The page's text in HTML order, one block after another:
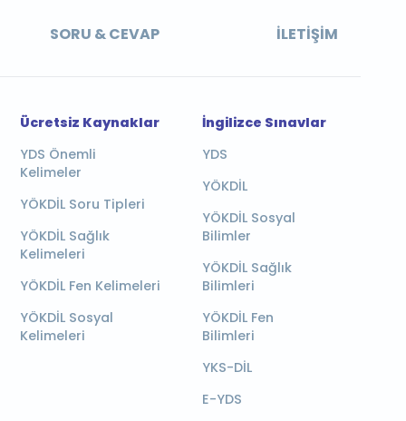
SORU & CEVAP İLETIŞIM
Ücretsiz Kaynaklar
YDS Önemli
Kelimeler
YÖKDİL Soru Tipleri
YÖKDİL Sağlık
Kelimeleri
YÖKDİL Fen Kelimeleri
YÖKDİL Sosyal
Kelimeleri
İngilizce Sınavlar
YDS
YÖKDİL
YÖKDİL Sosyal
Bilimler
YÖKDİL Sağlık
Bilimleri
YÖKDİL Fen
Bilimleri
YKS-DİL
E-YDS